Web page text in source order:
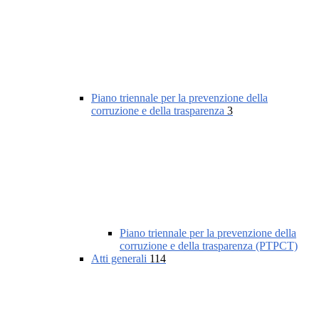
Piano triennale per la prevenzione della
corruzione e della trasparenza 3
Piano triennale per la prevenzione della
corruzione e della trasparenza (PTPCT)
Atti generali 114